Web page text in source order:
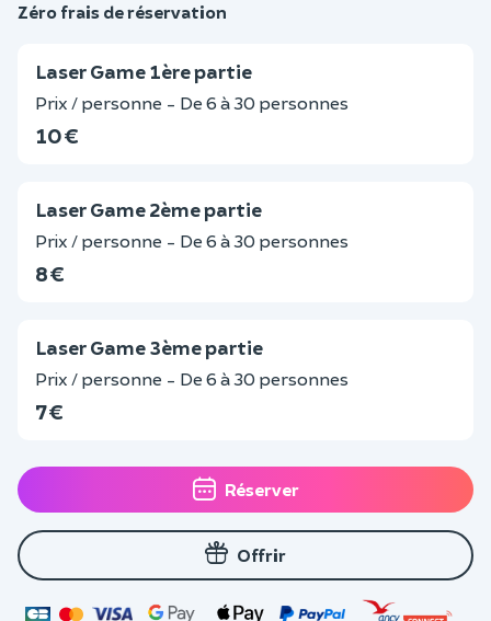
Zéro frais de réservation
Laser Game 1ère partie
Prix / personne - De 6 à 30 personnes
10 €
Laser Game 2ème partie
Prix / personne - De 6 à 30 personnes
8 €
Laser Game 3ème partie
Prix / personne - De 6 à 30 personnes
7 €
Réserver
Offrir